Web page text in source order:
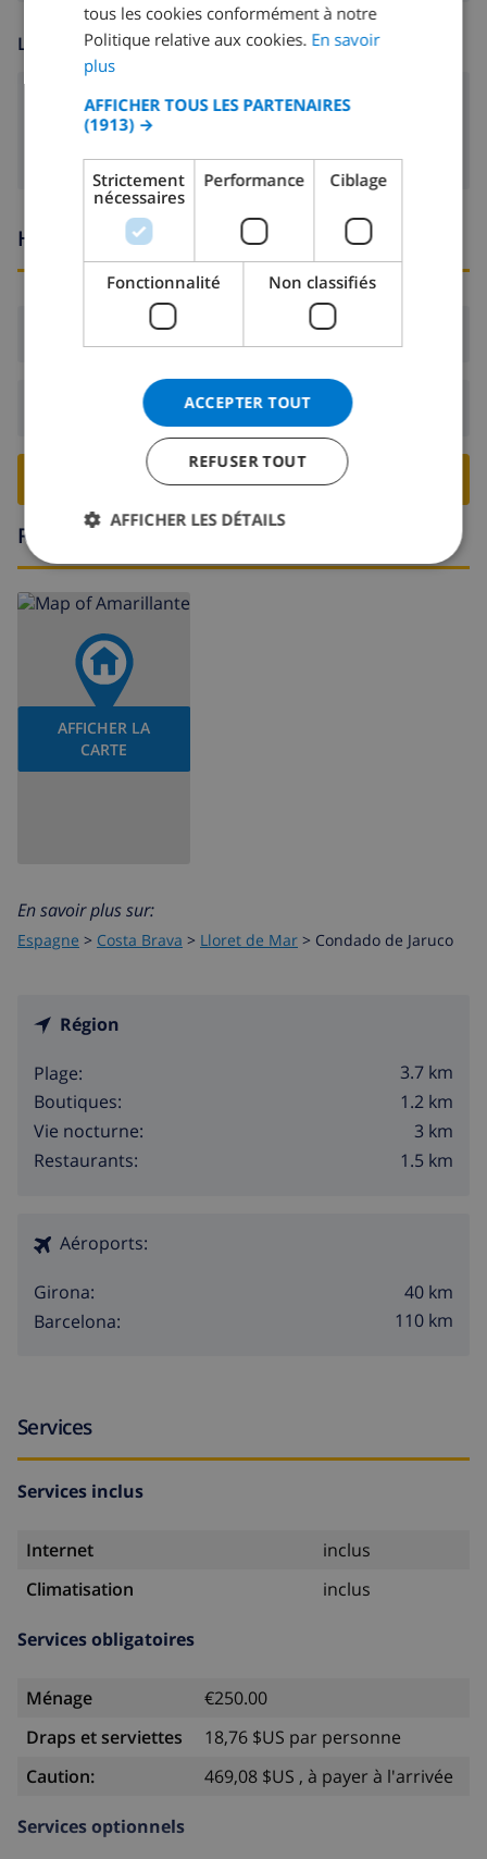
LOISIR
Télévision satellite
Heures d'arrivée et de départ
Arrivée: De 16:00 avant 20:00
Départ:Avant: 10:00
RESERVER CETTE VILLA ›
Région
AFFICHER LA
CARTE
En savoir plus sur:
Espagne > Costa Brava > Lloret de Mar > Condado de Jaruco
Région
Plage:
3.7 km
Boutiques:
1.2 km
Vie nocturne:
3 km
Restaurants:
1.5 km
Aéroports:
Girona:
40 km
Barcelona:
110 km
Services
Services inclus
Internet
inclus
Climatisation
inclus
Services obligatoires
Ménage
€250.00
Draps et serviettes
18,76 $US par personne
Caution:
469,08 $US , à payer à l'arrivée
Services optionnels
SPANISH
GERMAN
DANISH
tous les cookies conformément à notre
Politique relative aux cookies. En savoir
plus
AFFICHER TOUS LES PARTENAIRES
(1913) →
Strictement
nécessaires
Performance Ciblage
Fonctionnalité Non classifiés
ACCEPTER TOUT
REFUSER TOUT
AFFICHER LES DÉTAILS